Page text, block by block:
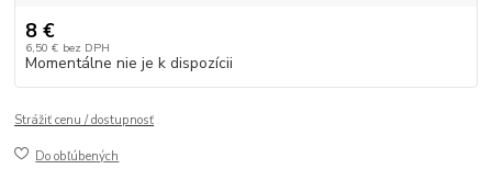
8 €
6,50 € bez DPH
Momentálne nie je k dispozícii
Strážiť cenu / dostupnosť
Do obľúbených